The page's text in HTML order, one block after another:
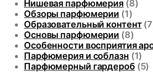
Нишевая парфюмерия(8)
Обзоры парфюмерии (1)
Образовательный контент
Основы парфюмерии (8)
Особенности восприятия
Парфюмерия и соблазн (1)
Парфюмерный гардероб (5)